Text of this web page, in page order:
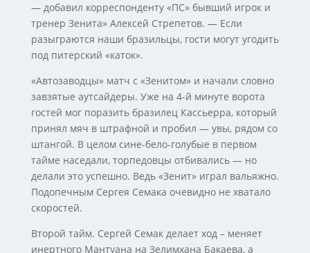
— добавил корреспонденту «ПС» бывший игрок и
тренер Зенита» Алексей Стрепетов. — Если
разыграются наши бразильцы, гости могут угодить
под питерский «каток».
«Автозаводцы» матч с «Зенитом» и начали словно
завзятые аутсайдеры. Уже на 4-й минуте ворота
гостей мог поразить бразилец Кассьерра, который
принял мяч в штрафной и пробил — увы, рядом со
штангой. В целом сине-бело-голубые в первом
тайме наседали, торпедовцы отбивались — но
делали это успешно. Ведь «Зенит» играл вальяжно.
Подопечным Сергея Семака очевидно не хватало
скоростей.
Второй тайм. Сергей Семак делает ход – меняет
инертного Мантуана на Зелимхана Бакаева, а